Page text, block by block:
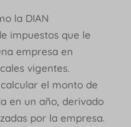
la DIAN
impuestos que le
empresa en
vigentes.
el monto de
en un año, derivado
por la empresa.